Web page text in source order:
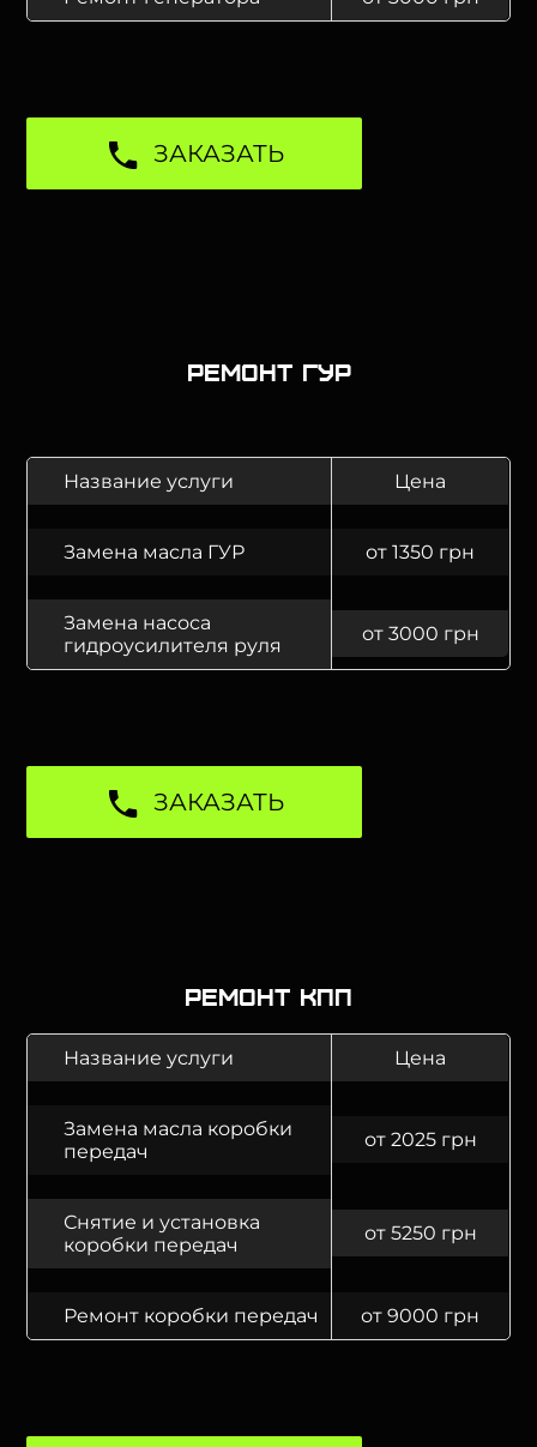
ЗАКАЗАТЬ
Ремонт ГУР
Название услуги Цена
Замена масла ГУР от 1350 грн
Замена насоса
гидроусилителя руля
от 3000 грн
ЗАКАЗАТЬ
Ремонт КПП
Название услуги Цена
Замена масла коробки
передач
от 2025 грн
Снятие и установка
коробки передач
от 5250 грн
Ремонт коробки передач от 9000 грн